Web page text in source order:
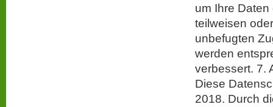
um Ihre
teilweisen
unbefugten
werden
verbessert. 7.
Diese
2018. Durch